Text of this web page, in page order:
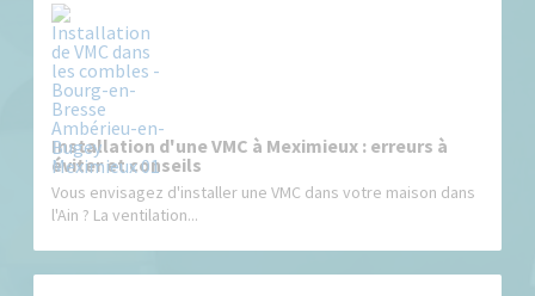
Installation d'une VMC à Meximieux : erreurs à
éviter et conseils
Vous envisagez d'installer une VMC dans votre maison dans
l'Ain ? La ventilation...